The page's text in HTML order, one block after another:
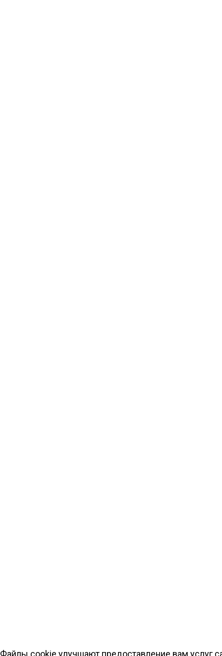
Файлы cookie улучшают предоставление вам услуг